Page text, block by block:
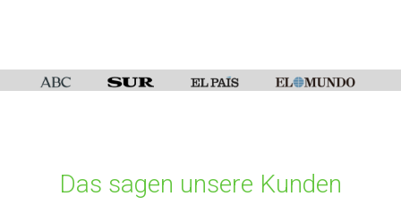
Das sagen unsere Kunden